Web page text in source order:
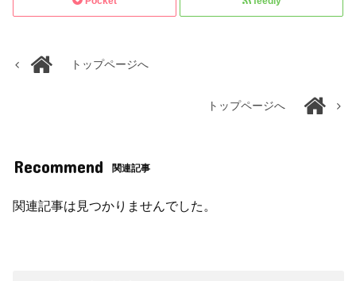
トップページへ
トップページへ
Recommend 関連記事
関連記事は見つかりませんでした。